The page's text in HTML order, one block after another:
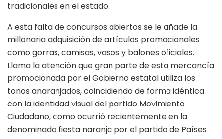
tradicionales en el estado.
A esta falta de concursos abiertos se le añade la
millonaria adquisición de artículos promocionales
como gorras, camisas, vasos y balones oficiales.
Llama la atención que gran parte de esta mercancía
promocionada por el Gobierno estatal utiliza los
tonos anaranjados, coincidiendo de forma idéntica
con la identidad visual del partido Movimiento
Ciudadano, como ocurrió recientemente en la
denominada fiesta naranja por el partido de Países